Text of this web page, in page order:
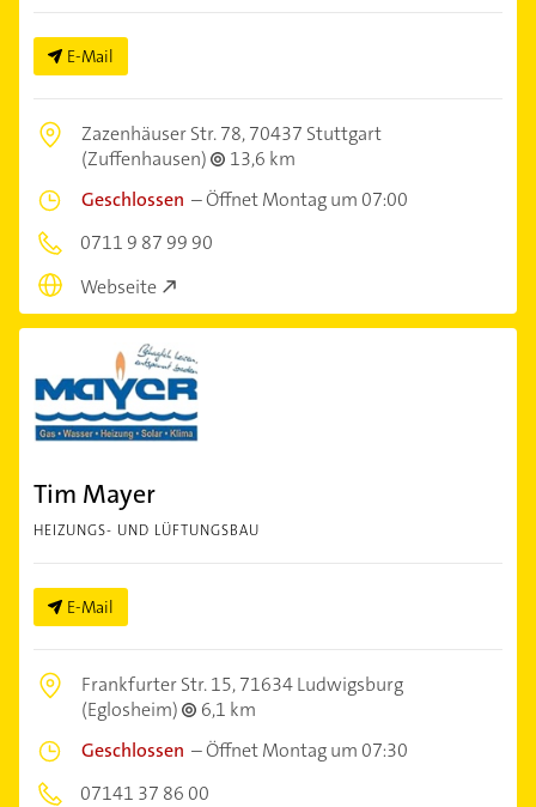
E-Mail
Zazenhäuser Str. 78,70437 Stuttgart
(Zuffenhausen)
13,6 km
Geschlossen –Öffnet Montag um 07:00
0711 9 87 99 90
Webseite
Tim Mayer
HEIZUNGS- UND LÜFTUNGSBAU
E-Mail
Frankfurter Str. 15,71634 Ludwigsburg
(Eglosheim)
6,1 km
Geschlossen –Öffnet Montag um 07:30
07141 37 86 00